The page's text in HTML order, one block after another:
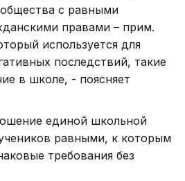
с равными
правами – прим.
используется для
последствий, такие
в школе, - поясняет
единой школьной
равными, к которым
требования без